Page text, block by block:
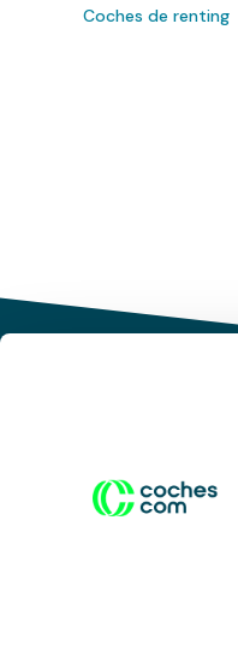
Coches de renting
Conduce
desata tu